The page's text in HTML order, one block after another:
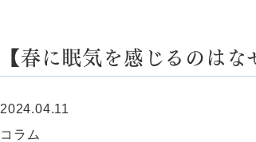
【春に眠気を感じるのは
2024.04.11
コラム